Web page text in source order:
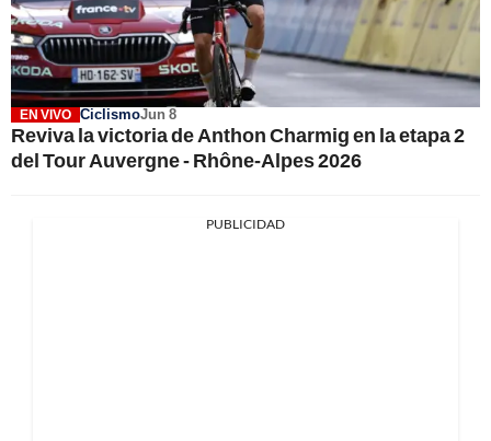
EN VIVO CiclismoJun 8
Reviva la victoria de Anthon Charmig en la etapa 2
del Tour Auvergne - Rhône-Alpes 2026
PUBLICIDAD